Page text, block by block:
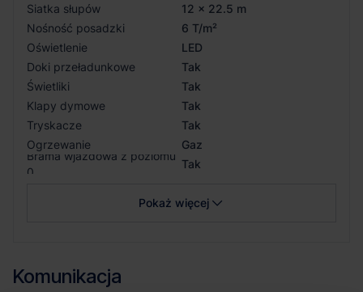
Siatka słupów
12 x 22.5 m
Nośność posadzki
6 T/m²
Oświetlenie
LED
Doki przeładunkowe
Tak
Świetliki
Tak
Klapy dymowe
Tak
Tryskacze
Tak
Ogrzewanie
Gaz
Brama wjazdowa z poziomu
0
Tak
Pokaż więcej
Komunikacja